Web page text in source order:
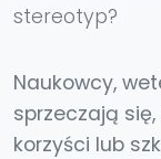
stereotyp?
Naukowcy,
sprzeczają
korzyści lub